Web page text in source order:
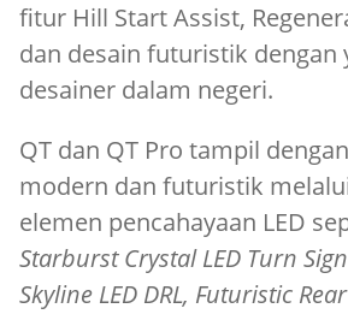
fitur Hill Start Assist,
dan desain futuristik dengan
desainer dalam negeri.
QT dan QT Pro tampil
modern dan futuristik
elemen pencahayaan LED
Starburst Crystal LED Turn
Skyline LED DRL, Futuristic